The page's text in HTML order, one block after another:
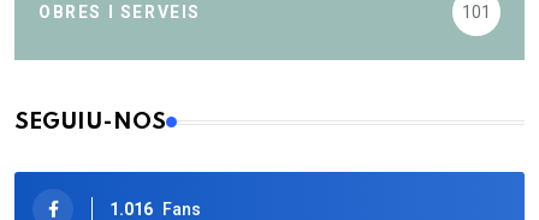
OBRES I SERVEIS 101
SEGUIU-NOS
1.016 Fans